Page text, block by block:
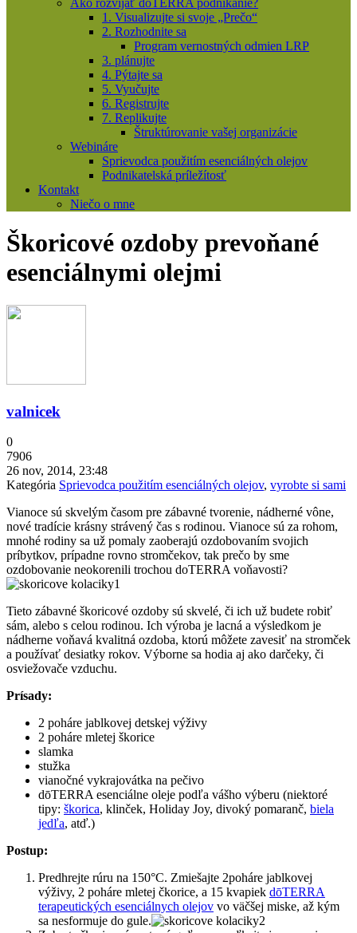
Ako rozvíjať doTERRA podnikanie?
1. Visualizujte si svoje „Prečo“
2. Rozhodnite sa
Program vernostných odmien LRP
3. plánujte
4. Pýtajte sa
5. Vyučujte
6. Registrujte
7. Replikujte
Štruktúrovanie vašej organizácie
Webináre
Sprievodca použitím esenciálných olejov
Podnikatelská príležítosť
Kontakt
Niečo o mne
Škoricové ozdoby prevoňané
esenciálnymi olejmi
valnicek
0
7906
26 nov, 2014, 23:48
Kategória Sprievodca použitím esenciálných olejov, vyrobte si sami
Vianoce sú skvelým časom pre zábavné tvorenie, nádherné vône,
nové tradície krásny strávený čas s rodinou. Vianoce sú za rohom,
mnohé rodiny sa už pomaly zaoberajú ozdobovaním svojich
príbytkov, prípadne rovno stromčekov, tak prečo by sme
ozdobovanie neokorenili trochou doTERRA voňavosti?
Tieto zábavné škoricové ozdoby sú skvelé, či ich už budete robiť
sám, alebo s celou rodinou. Ich výroba je lacná a výsledkom je
nádherne voňavá kvalitná ozdoba, ktorú môžete zavesiť na stromček
a používať desiatky rokov. Výborne sa hodia aj ako darčeky, či
osviežovače vzduchu.
Prísady:
2 poháre jablkovej detskej výživy
2 poháre mletej škorice
slamka
stužka
vianočné vykrajovátka na pečivo
dōTERRA esenciálne oleje podľa vášho výberu (niektoré
tipy: škorica, klinček, Holiday Joy, divoký pomaranč, biela
jedľa, atď.)
Postup:
Predhrejte rúru na 150°C. Zmiešajte 2poháre jablkovej
výživy, 2 poháre mletej čkorice, a 15 kvapiek dōTERRA
terapeutických esenciálnych olejov vo väčšej miske, až kým
sa nesformuje do gule.